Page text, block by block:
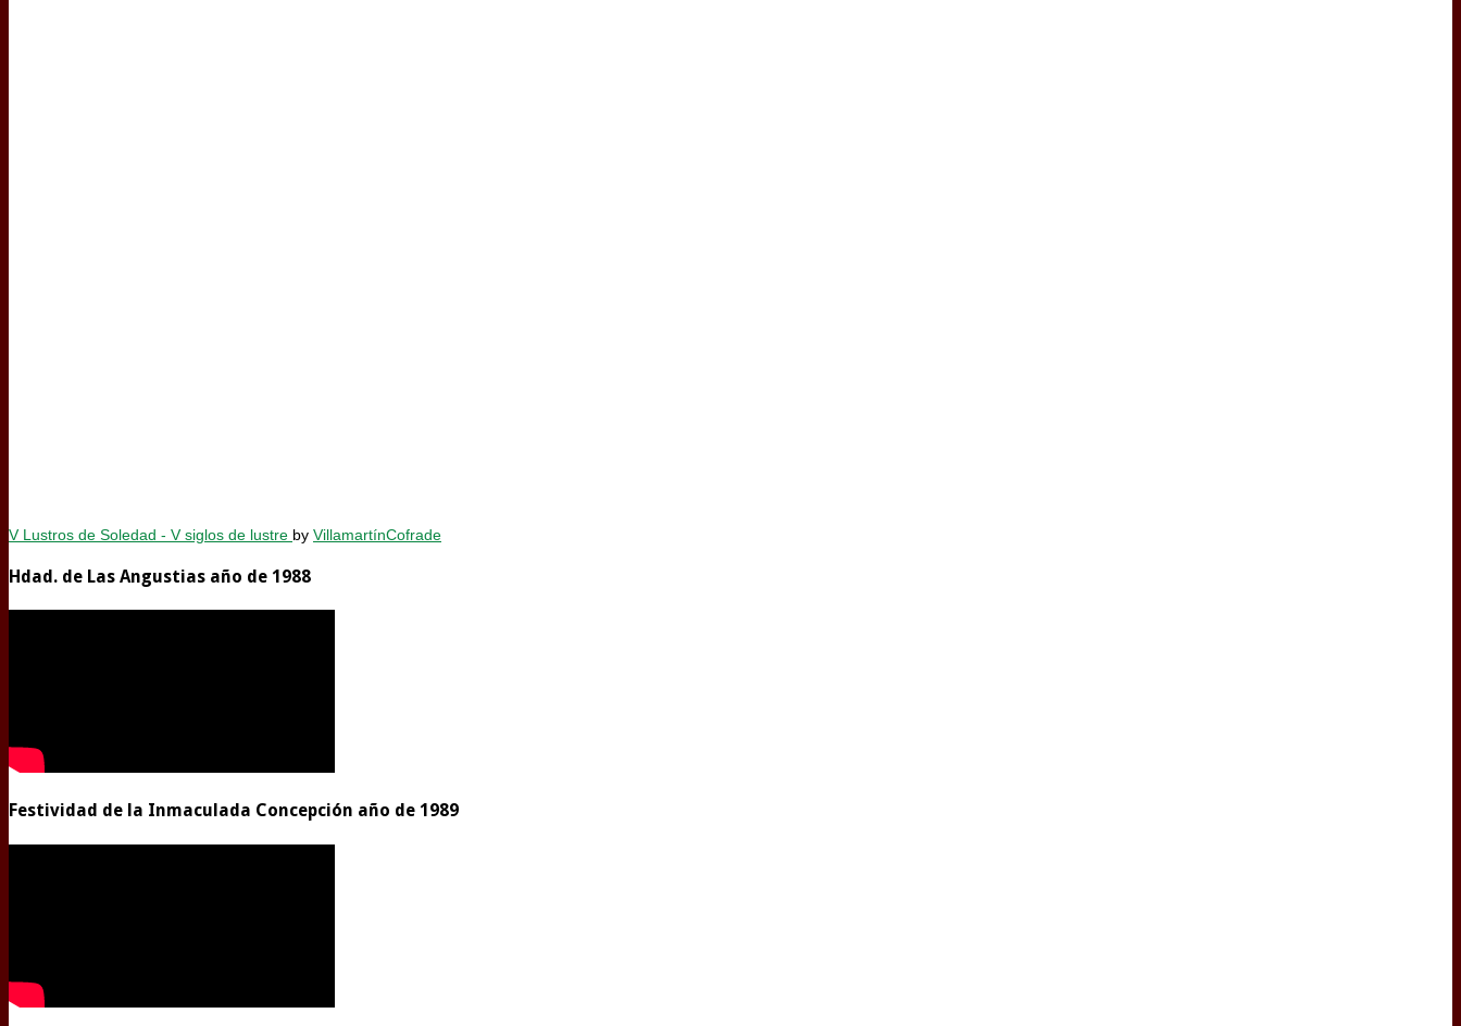
V Lustros de Soledad - V siglos de lustre by VillamartínCofrade
Hdad. de Las Angustias año de 1988
Festividad de la Inmaculada Concepción año de 1989